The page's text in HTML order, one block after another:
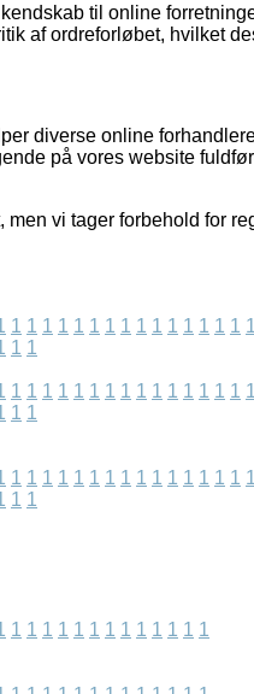
til online
af ordreforløbet, hvilket
diverse online
på vores website
vi tager forbehold for
1 1 1 1 1 1 1 1 1 1 1 1 1 1 1 1
1 1
1 1 1 1 1 1 1 1 1 1 1 1 1 1 1 1
1 1
1 1 1 1 1 1 1 1 1 1 1 1 1 1 1 1
1 1
1 1 1 1 1 1 1 1 1 1 1 1 1